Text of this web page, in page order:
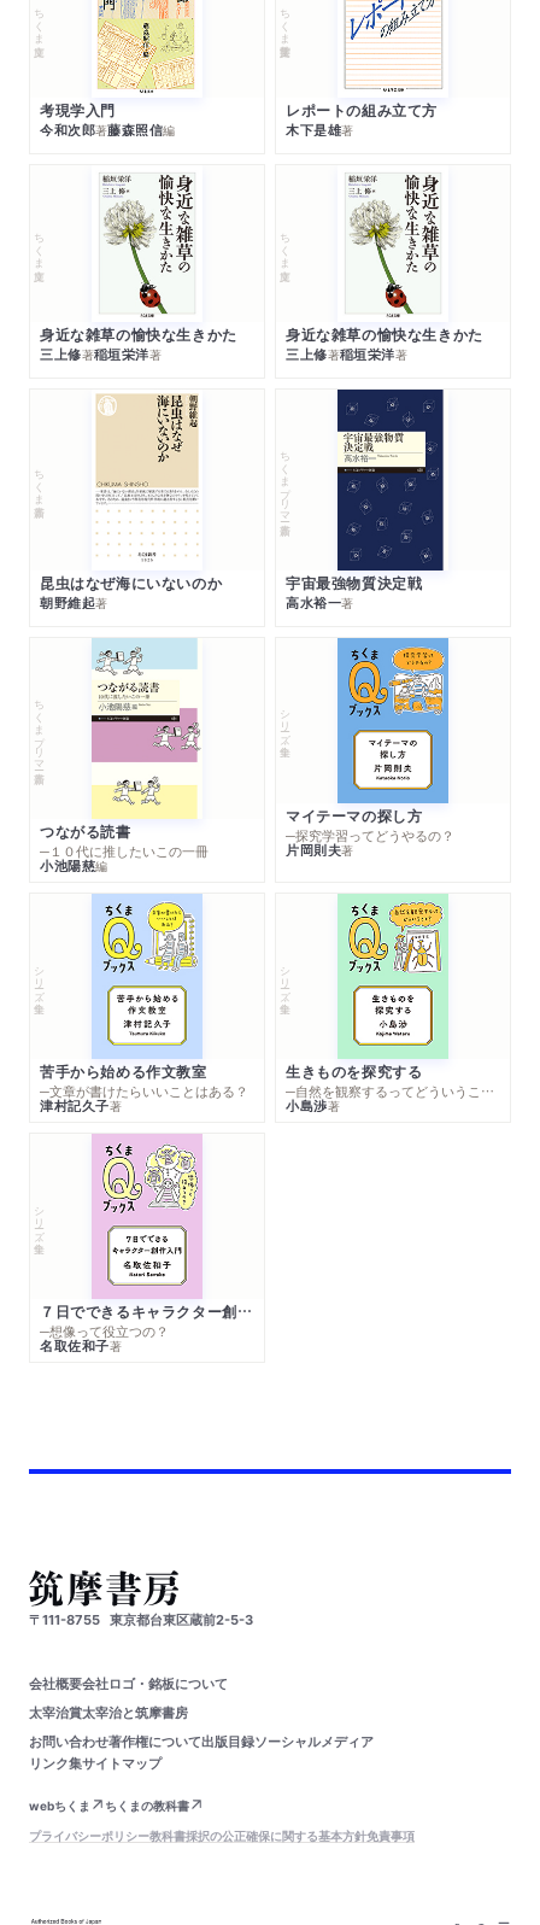
ちくま文庫
考現学入門
今和次郎著藤森照信編
ちくま学芸文庫
レポートの組み立て方
木下是雄著
ちくま文庫
身近な雑草の愉快な生きかた
三上修著稲垣栄洋著
ちくま文庫
身近な雑草の愉快な生きかた
三上修著稲垣栄洋著
ちくま新書
昆虫はなぜ海にいないのか
朝野維起著
ちくまプリマー新書
宇宙最強物質決定戦
高水裕一著
ちくまプリマー新書
つながる読書
─１０代に推したいこの一冊
小池陽慈編
シリーズ・全集
マイテーマの探し方
─探究学習ってどうやるの？
片岡則夫著
シリーズ・全集
苦手から始める作文教室
─文章が書けたらいいことはある？
津村記久子著
シリーズ・全集
生きものを探究する
─自然を観察するってどういうこと？
小島渉著
シリーズ・全集
７日でできるキャラクター創作入門
─想像って役立つの？
名取佐和子著
〒111-8755 東京都台東区蔵前2-5-3
会社概要会社ロゴ・銘板について
太宰治賞太宰治と筑摩書房
お問い合わせ著作権について出版目録ソーシャルメディア
リンク集サイトマップ
webちくま
ちくまの教科書
プライバシーポリシー教科書採択の公正確保に関する基本方針免責事項